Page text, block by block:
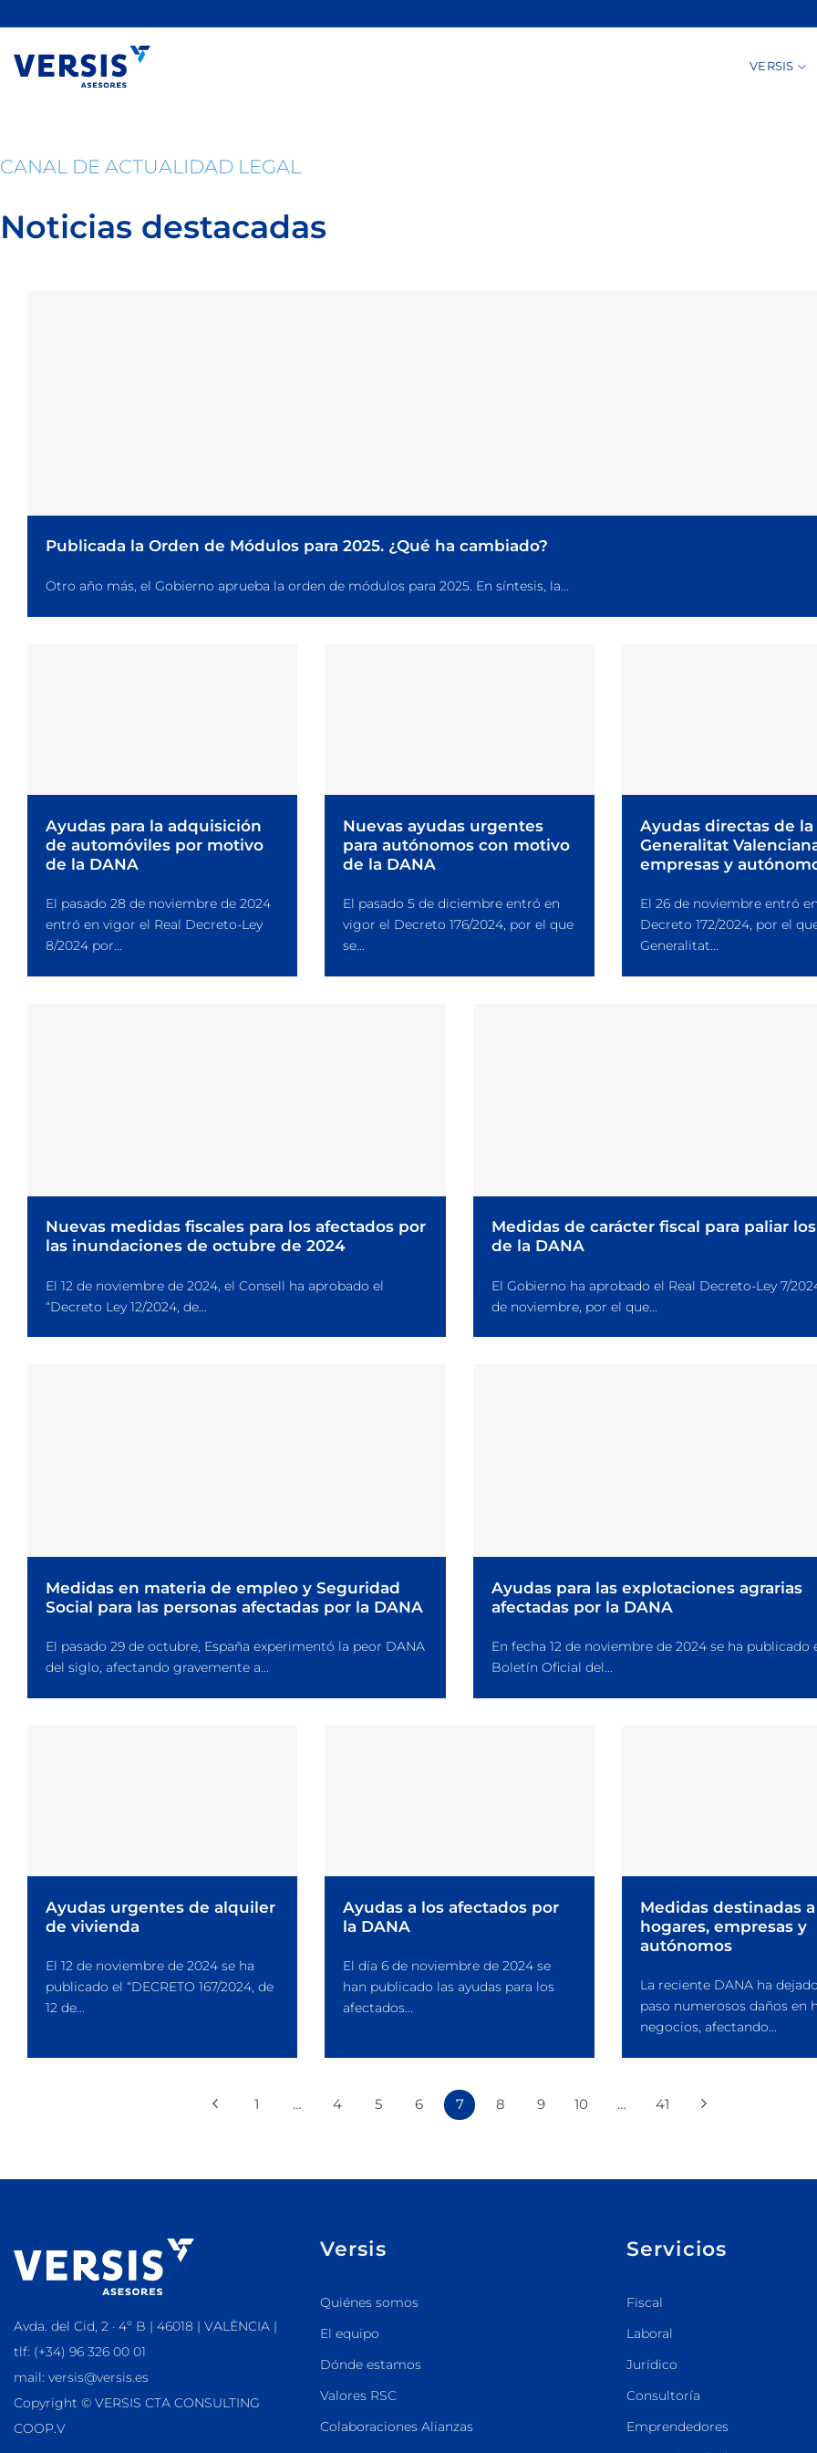
contenido
VERSIS
CANAL DE ACTUALIDAD LEGAL
Noticias destacadas
Publicada la Orden de Módulos para 2025. ¿Qué ha cambiado?
Otro año más, el Gobierno aprueba la orden de módulos para 2025. En síntesis, la...
Ayudas para la adquisición
de automóviles por motivo
de la DANA
El pasado 28 de noviembre de 2024
entró en vigor el Real Decreto-Ley
8/2024 por...
Nuevas ayudas urgentes
para autónomos con motivo
de la DANA
El pasado 5 de diciembre entró en
vigor el Decreto 176/2024, por el que
se...
Ayudas directas de la
Generalitat
empresas y
El 26 de noviembre entró
Decreto 172/2024, por el
Generalitat...
Nuevas medidas fiscales para los afectados por
las inundaciones de octubre de 2024
El 12 de noviembre de 2024, el Consell ha aprobado el
“Decreto Ley 12/2024, de...
Medidas de carácter fiscal para paliar
de la DANA
El Gobierno ha aprobado el Real Decreto-Ley 7/
de noviembre, por el que...
Medidas en materia de empleo y Seguridad
Social para las personas afectadas por la DANA
El pasado 29 de octubre, España experimentó la peor DANA
del siglo, afectando gravemente a...
Ayudas para las explotaciones agrarias
afectadas por la DANA
En fecha 12 de noviembre de 2024 se ha publicado
Boletín Oficial del...
Ayudas urgentes de alquiler
de vivienda
El 12 de noviembre de 2024 se ha
publicado el “DECRETO 167/2024, de
12 de...
Ayudas a los afectados por
la DANA
El día 6 de noviembre de 2024 se
han publicado las ayudas para los
afectados...
Medidas destinadas
hogares, empresas y
autónomos
La reciente DANA ha
paso numerosos daños en
negocios, afectando...
1 … 4 5 6 7 8 9 10 … 41
Avda. del Cid, 2 · 4º B | 46018 | VALÈNCIA |
tlf: (+34) 96 326 00 01
mail: versis@versis.es
Copyright © VERSIS CTA CONSULTING
COOP.V
Versis
Quiénes somos
El equipo
Dónde estamos
Valores RSC
Colaboraciones Alianzas
Servicios
Fiscal
Laboral
Jurídico
Consultoría
Emprendedores